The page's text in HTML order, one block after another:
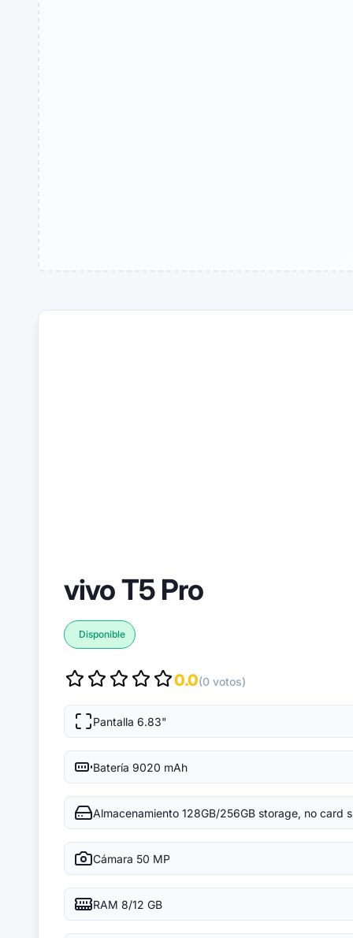
vivo T5 Pro
Disponible
0.0(0 votos)
Pantalla 6.83"
Batería 9020 mAh
Almacenamiento 128GB/256GB storage, no card
Cámara 50 MP
RAM 8/12 GB